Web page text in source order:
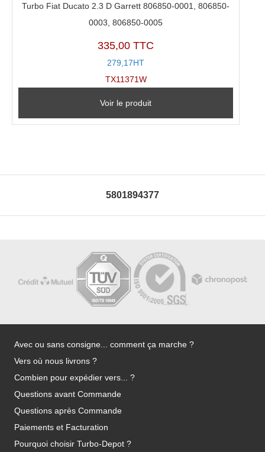
Turbo Fiat Ducato 2.3 D Garrett 806850-0001, 806850-
0003, 806850-0005
335,00 TTC
279,17HT
TX11371W
Voir le produit
5801894377
Avec ou sans consigne... comment ça marche ?
Vers où nous livrons ?
Combien pour expédier vers... ?
Questions avant Commande
Questions après Commande
Paiements et Facturation
Pourquoi choisir Turbo-Depot ?